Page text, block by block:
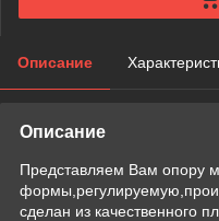
Описание
Описание
Представляем Вам опору
сделан из качественного